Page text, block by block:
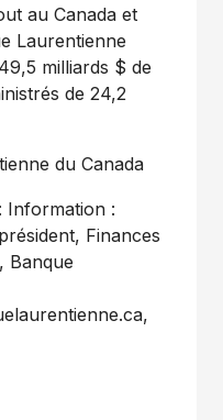
au Canada et
Laurentienne
milliards $ de
de 24,2
du Canada
Information :
Finances
Banque